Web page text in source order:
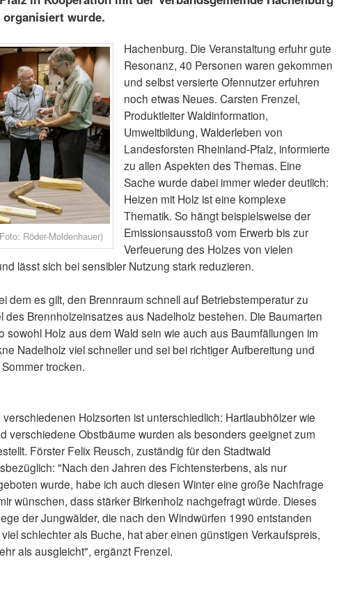
wurde.
Röder-Moldenhauer)
Hachenburg. Die Veranstaltung erfuhr gute
Resonanz, 40 Personen waren gekommen
und selbst versierte Ofennutzer erfuhren
noch etwas Neues. Carsten Frenzel,
Produktleiter Waldinformation,
Umweltbildung, Walderleben von
Landesforsten Rheinland-Pfalz, informierte
zu allen Aspekten des Themas. Eine
Sache wurde dabei immer wieder deutlich:
Heizen mit Holz ist eine komplexe
Thematik. So hängt beispielsweise der
Emissionsausstoß vom Erwerb bis zur
Verfeuerung des Holzes von vielen
lässt sich bei sensibler Nutzung stark reduzieren.
dem es gilt, den Brennraum schnell auf Betriebstemperatur zu
des Brennholzeinsatzes aus Nadelholz bestehen. Die Baumarten
sowohl Holz aus dem Wald sein wie auch aus Baumfällungen im
Nadelholz viel schneller und sei bei richtiger Aufbereitung und
trocken.
Holzsorten ist unterschiedlich: Hartlaubhölzer wie
verschiedene Obstbäume wurden als besonders geeignet zum
Förster Felix Reusch, zuständig für den Stadtwald
"Nach den Jahren des Fichtensterbens, als nur
wurde, habe ich auch diesen Winter eine große Nachfrage
wünschen, dass stärker Birkenholz nachgefragt würde. Dieses
der Jungwälder, die nach den Windwürfen 1990 entstanden
schlechter als Buche, hat aber einen günstigen Verkaufspreis,
als ausgleicht", ergänzt Frenzel.